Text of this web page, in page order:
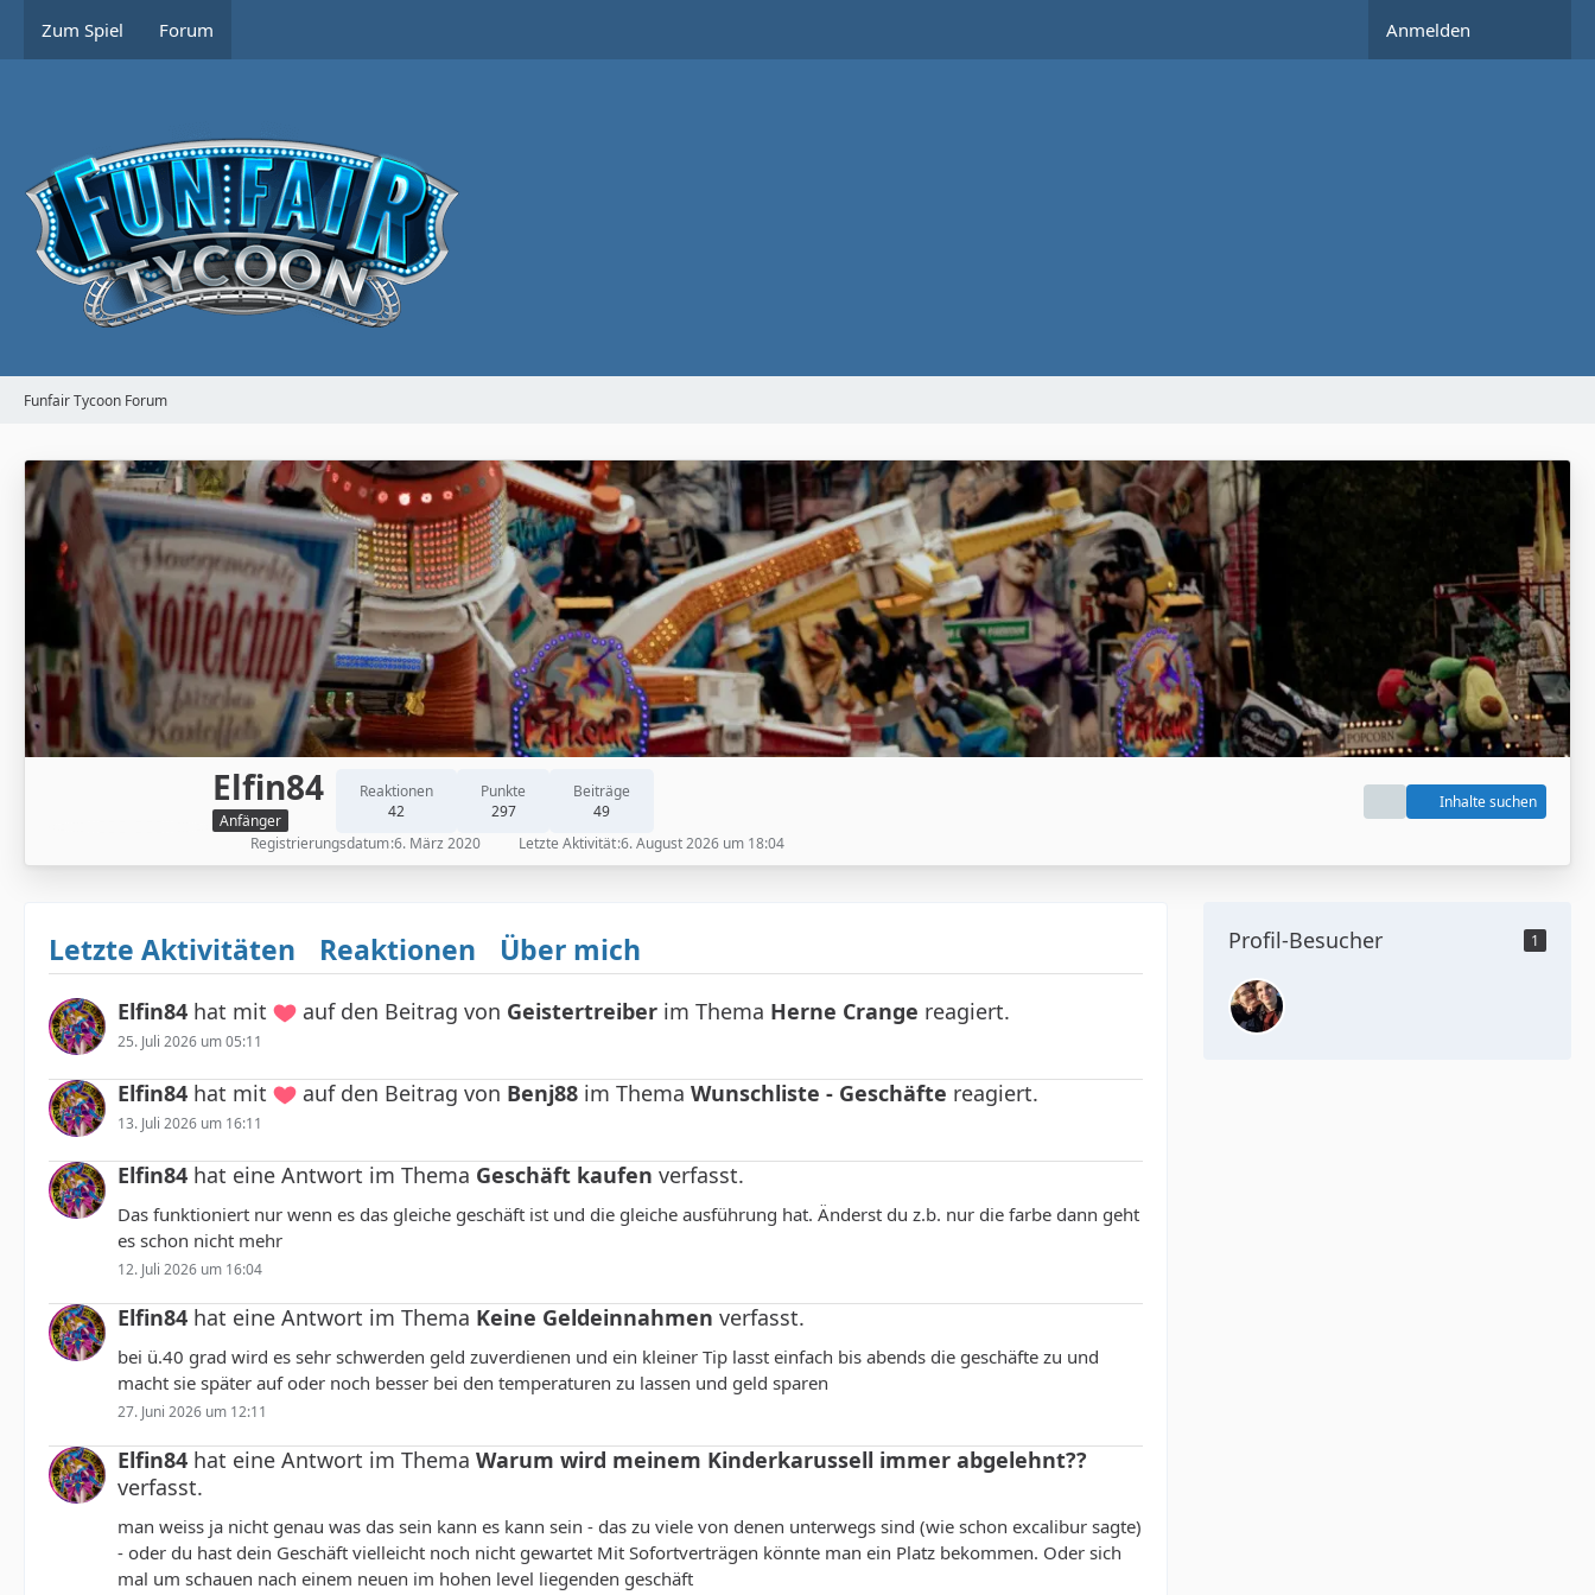
Zum Spiel Forum Anmelden
Funfair Tycoon Forum
Elfin84
Anfänger
Reaktionen
42
Punkte
297
Beiträge
49
Inhalte suchen
Registrierungsdatum 6. März 2020 Letzte Aktivität 6. August 2026 um 18:04
Letzte Aktivitäten Reaktionen Über mich
Elfin84 hat mit auf den Beitrag von Geistertreiber im Thema Herne Crange reagiert.
25. Juli 2026 um 05:11
Elfin84 hat mit auf den Beitrag von Benj88 im Thema Wunschliste - Geschäfte reagiert.
13. Juli 2026 um 16:11
Elfin84 hat eine Antwort im Thema Geschäft kaufen verfasst.
Das funktioniert nur wenn es das gleiche geschäft ist und die gleiche ausführung hat. Änderst du z.b. nur die farbe dann geht
es schon nicht mehr
12. Juli 2026 um 16:04
Elfin84 hat eine Antwort im Thema Keine Geldeinnahmen verfasst.
bei ü.40 grad wird es sehr schwerden geld zuverdienen und ein kleiner Tip lasst einfach bis abends die geschäfte zu und
macht sie später auf oder noch besser bei den temperaturen zu lassen und geld sparen
27. Juni 2026 um 12:11
Elfin84 hat eine Antwort im Thema Warum wird meinem Kinderkarussell immer abgelehnt??
verfasst.
man weiss ja nicht genau was das sein kann es kann sein - das zu viele von denen unterwegs sind (wie schon excalibur sagte)
- oder du hast dein Geschäft vielleicht noch nicht gewartet Mit Sofortverträgen könnte man ein Platz bekommen. Oder sich
mal um schauen nach einem neuen im hohen level liegenden geschäft
Profil-Besucher 1